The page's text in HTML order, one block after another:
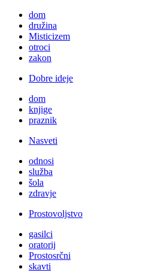
dom
družina
Misticizem
otroci
zakon
Dobre ideje
dom
knjige
praznik
Nasveti
odnosi
služba
šola
zdravje
Prostovoljstvo
gasilci
oratorij
Prostosrčni
skavti